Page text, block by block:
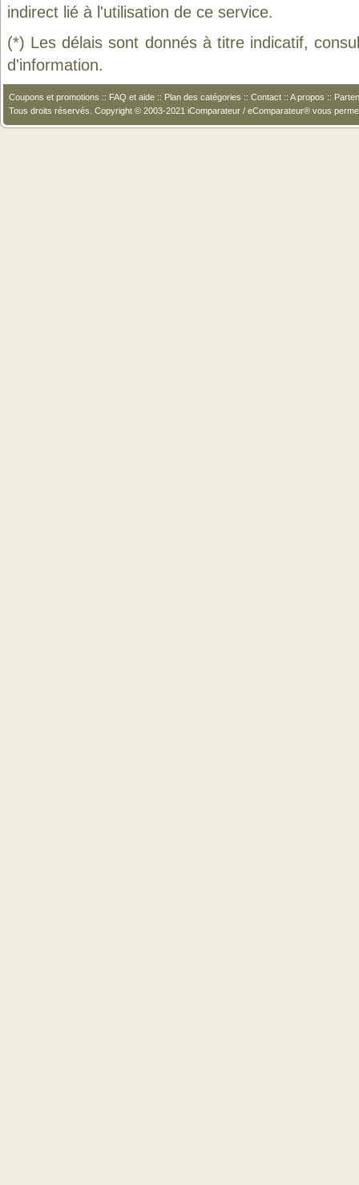
indirect lié à l'utilisation de ce service.
(*) Les délais sont donnés à titre indicatif,
d'information.
Coupons et promotions :: FAQ et aide :: Plan des catégories :: Contact :: A propos ::
Tous droits réservés. Copyright © 2003-2021 iComparateur / eComparateur® vous